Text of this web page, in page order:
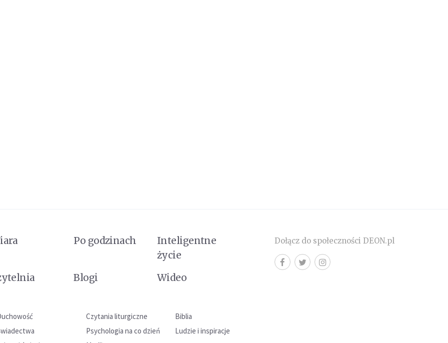
Po godzinach
Inteligentne
życie
Blogi Wideo
Czytania liturgiczne
Biblia
Psychologia na co dzień
Ludzie i inspiracje
Dołącz do społeczności DEON.pl